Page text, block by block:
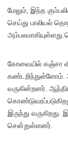
மேலும், இந்த
செய்து பாலியல்
கோவையில் கஞ்சா
கண்டறிந்துள்ளோம்.
வருகின்றனர்.
இருந்து வருகிறது.
சென்றுள்ளனர்.